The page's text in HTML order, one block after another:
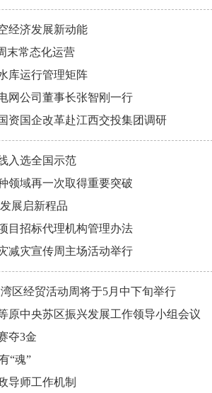
经济发展新动能
末常态化运营
库运行管理矩阵
网公司董事长张智刚一行
资国企改革赴江西交投集团调研
入选全国示范
领域再一次取得重要突破
展启新程品
目招标代理机构管理办法
减灾宣传周主场活动举行
区经贸活动周将于5月中下旬举行
原中央苏区振兴发展工作领导小组会议
夺3金
“魂”
导师工作机制